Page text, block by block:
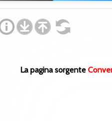
La pagina sorgente